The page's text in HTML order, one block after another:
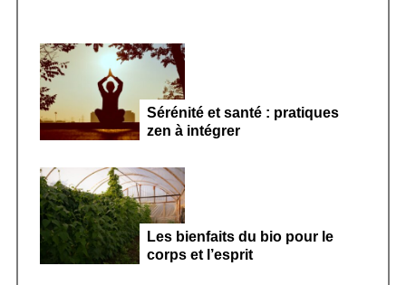
Sérénité et santé : pratiques
zen à intégrer
Les bienfaits du bio pour le
corps et l’esprit